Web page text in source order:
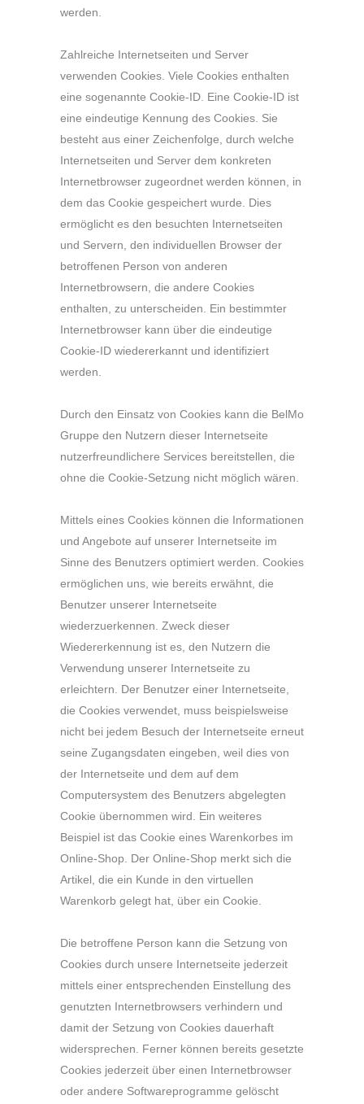
werden.
Zahlreiche Internetseiten und Server
verwenden Cookies. Viele Cookies enthalten
eine sogenannte Cookie-ID. Eine Cookie-ID ist
eine eindeutige Kennung des Cookies. Sie
besteht aus einer Zeichenfolge, durch welche
Internetseiten und Server dem konkreten
Internetbrowser zugeordnet werden können, in
dem das Cookie gespeichert wurde. Dies
ermöglicht es den besuchten Internetseiten
und Servern, den individuellen Browser der
betroffenen Person von anderen
Internetbrowsern, die andere Cookies
enthalten, zu unterscheiden. Ein bestimmter
Internetbrowser kann über die eindeutige
Cookie-ID wiedererkannt und identifiziert
werden.
Durch den Einsatz von Cookies kann die BelMo
Gruppe den Nutzern dieser Internetseite
nutzerfreundlichere Services bereitstellen, die
ohne die Cookie-Setzung nicht möglich wären.
Mittels eines Cookies können die Informationen
und Angebote auf unserer Internetseite im
Sinne des Benutzers optimiert werden. Cookies
ermöglichen uns, wie bereits erwähnt, die
Benutzer unserer Internetseite
wiederzuerkennen. Zweck dieser
Wiedererkennung ist es, den Nutzern die
Verwendung unserer Internetseite zu
erleichtern. Der Benutzer einer Internetseite,
die Cookies verwendet, muss beispielsweise
nicht bei jedem Besuch der Internetseite erneut
seine Zugangsdaten eingeben, weil dies von
der Internetseite und dem auf dem
Computersystem des Benutzers abgelegten
Cookie übernommen wird. Ein weiteres
Beispiel ist das Cookie eines Warenkorbes im
Online-Shop. Der Online-Shop merkt sich die
Artikel, die ein Kunde in den virtuellen
Warenkorb gelegt hat, über ein Cookie.
Die betroffene Person kann die Setzung von
Cookies durch unsere Internetseite jederzeit
mittels einer entsprechenden Einstellung des
genutzten Internetbrowsers verhindern und
damit der Setzung von Cookies dauerhaft
widersprechen. Ferner können bereits gesetzte
Cookies jederzeit über einen Internetbrowser
oder andere Softwareprogramme gelöscht